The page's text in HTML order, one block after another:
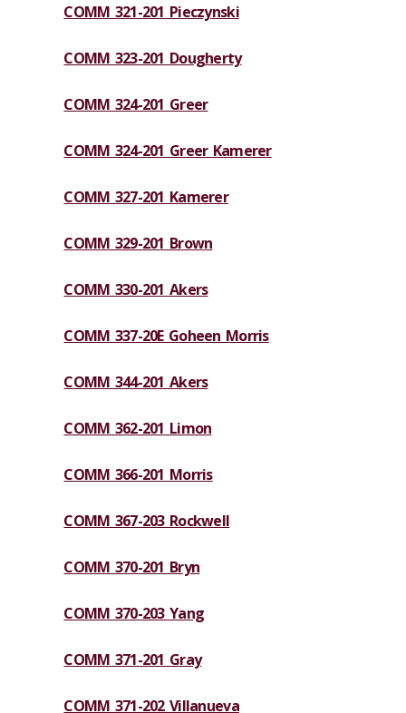
COMM 321-201 Pieczynski
COMM 323-201 Dougherty
COMM 324-201 Greer
COMM 324-201 Greer Kamerer
COMM 327-201 Kamerer
COMM 329-201 Brown
COMM 330-201 Akers
COMM 337-20E Goheen Morris
COMM 344-201 Akers
COMM 362-201 Limon
COMM 366-201 Morris
COMM 367-203 Rockwell
COMM 370-201 Bryn
COMM 370-203 Yang
COMM 371-201 Gray
COMM 371-202 Villanueva